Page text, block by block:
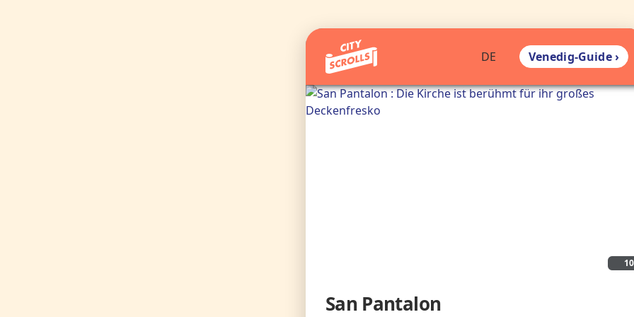
DE Venedig-Guide ›
10
San Pantalon